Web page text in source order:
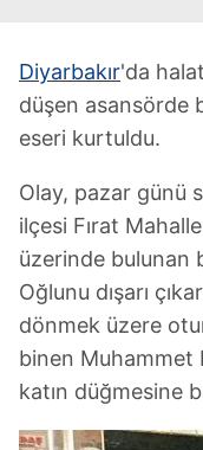
Diyarbakır'da
düşen asansörde
eseri kurtuldu.
Olay, pazar günü
ilçesi Fırat
üzerinde bulunan
Oğlunu dışarı
dönmek üzere
binen Muhammet
katın düğmesine